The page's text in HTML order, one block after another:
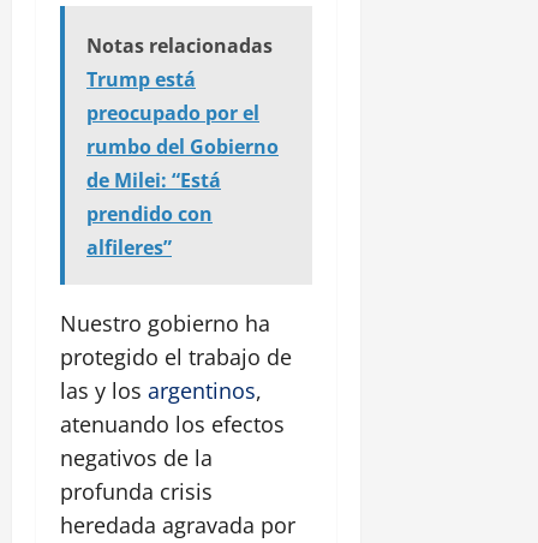
Notas relacionadas
Trump está
preocupado por el
rumbo del Gobierno
de Milei: “Está
prendido con
alfileres”
Nuestro gobierno ha
protegido el trabajo de
las y los argentinos,
atenuando los efectos
negativos de la
profunda crisis
heredada agravada por